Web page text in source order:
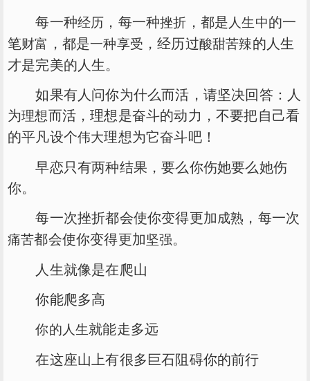
每一种经历 ，每一种挫折 ，都是 人生中的一
笔财富 ，都是一种享受 ，经历过酸甜苦辣的人生
才是完美的人生。
如果有人问你为什么而活，请坚决回答：人
为理想而活，理想是奋斗的动力，不要把自己看
的平凡设个伟大理想为它奋斗吧！
早恋只有两种结果，要么你伤她要么她伤
你。
每一次挫折都会使你变得更加成熟 ，每一次
痛苦都会使你变得更加坚强。
人生就像是在爬山
你能爬多高
你的人生就能走多远
在这座山上有很多巨石阻碍你的前行